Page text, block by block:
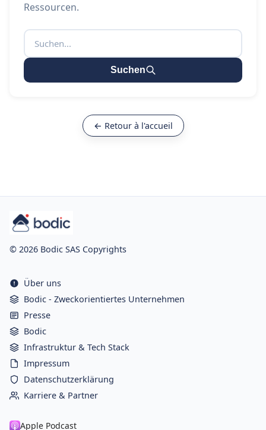
Ressourcen.
Suchen
← Retour à l'accueil
© 2026 Bodic SAS Copyrights
Über uns
Bodic - Zweckorientiertes Unternehmen
Presse
Bodic
Infrastruktur & Tech Stack
Impressum
Datenschutzerklärung
Karriere & Partner
Apple Podcast